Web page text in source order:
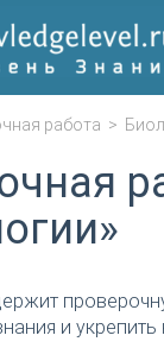
работа >
и